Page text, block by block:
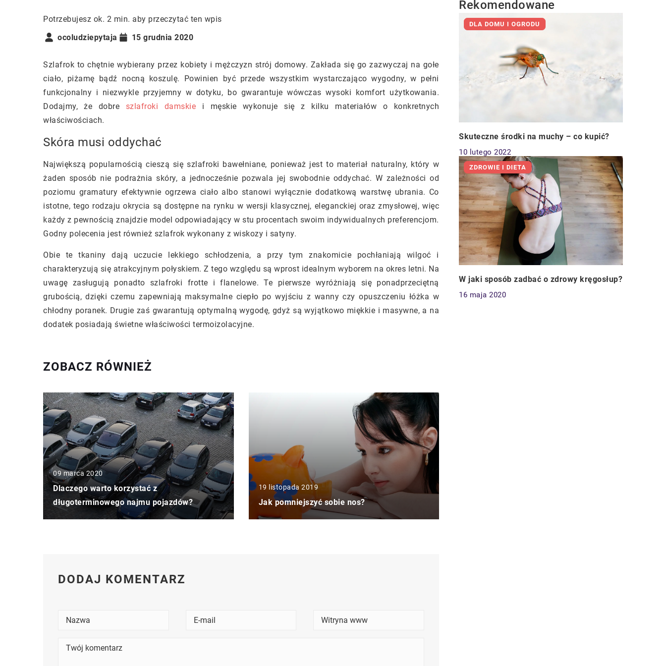
Potrzebujesz ok. 2 min. aby przeczytać ten wpis
ocoludziepytaja
15 grudnia 2020
Szlafrok to chętnie wybierany przez kobiety i mężczyzn strój domowy. Zakłada się go zazwyczaj na gołe
ciało, piżamę bądź nocną koszulę. Powinien być przede wszystkim wystarczająco wygodny, w pełni
funkcjonalny i niezwykle przyjemny w dotyku, bo gwarantuje wówczas wysoki komfort użytkowania.
Dodajmy, że dobre szlafroki damskie i męskie wykonuje się z kilku materiałów o konkretnych
właściwościach.
Skóra musi oddychać
Największą popularnością cieszą się szlafroki bawełniane, ponieważ jest to materiał naturalny, który w
żaden sposób nie podrażnia skóry, a jednocześnie pozwala jej swobodnie oddychać. W zależności od
poziomu gramatury efektywnie ogrzewa ciało albo stanowi wyłącznie dodatkową warstwę ubrania. Co
istotne, tego rodzaju okrycia są dostępne na rynku w wersji klasycznej, eleganckiej oraz zmysłowej, więc
każdy z pewnością znajdzie model odpowiadający w stu procentach swoim indywidualnych preferencjom.
Godny polecenia jest również szlafrok wykonany z wiskozy i satyny.
Obie te tkaniny dają uczucie lekkiego schłodzenia, a przy tym znakomicie pochłaniają wilgoć i
charakteryzują się atrakcyjnym połyskiem. Z tego względu są wprost idealnym wyborem na okres letni. Na
uwagę zasługują ponadto szlafroki frotte i flanelowe. Te pierwsze wyróżniają się ponadprzeciętną
grubością, dzięki czemu zapewniają maksymalne ciepło po wyjściu z wanny czy opuszczeniu łóżka w
chłodny poranek. Drugie zaś gwarantują optymalną wygodę, gdyż są wyjątkowo miękkie i masywne, a na
dodatek posiadają świetne właściwości termoizolacyjne.
ZOBACZ RÓWNIEŻ
09 marca 2020
Dlaczego warto korzystać z
długoterminowego najmu pojazdów?
19 listopada 2019
Jak pomniejszyć sobie nos?
Rekomendowane
DLA DOMU I OGRODU
Skuteczne środki na muchy – co kupić?
10 lutego 2022
ZDROWIE I DIETA
W jaki sposób zadbać o zdrowy kręgosłup?
16 maja 2020
DODAJ KOMENTARZ